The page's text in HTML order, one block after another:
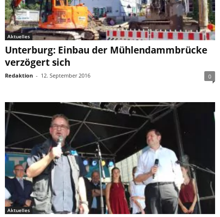
Aktuelles
Unterburg: Einbau der Mühlendammbrücke
verzögert sich
Redaktion - 12. September 2016 0
Aktuelles